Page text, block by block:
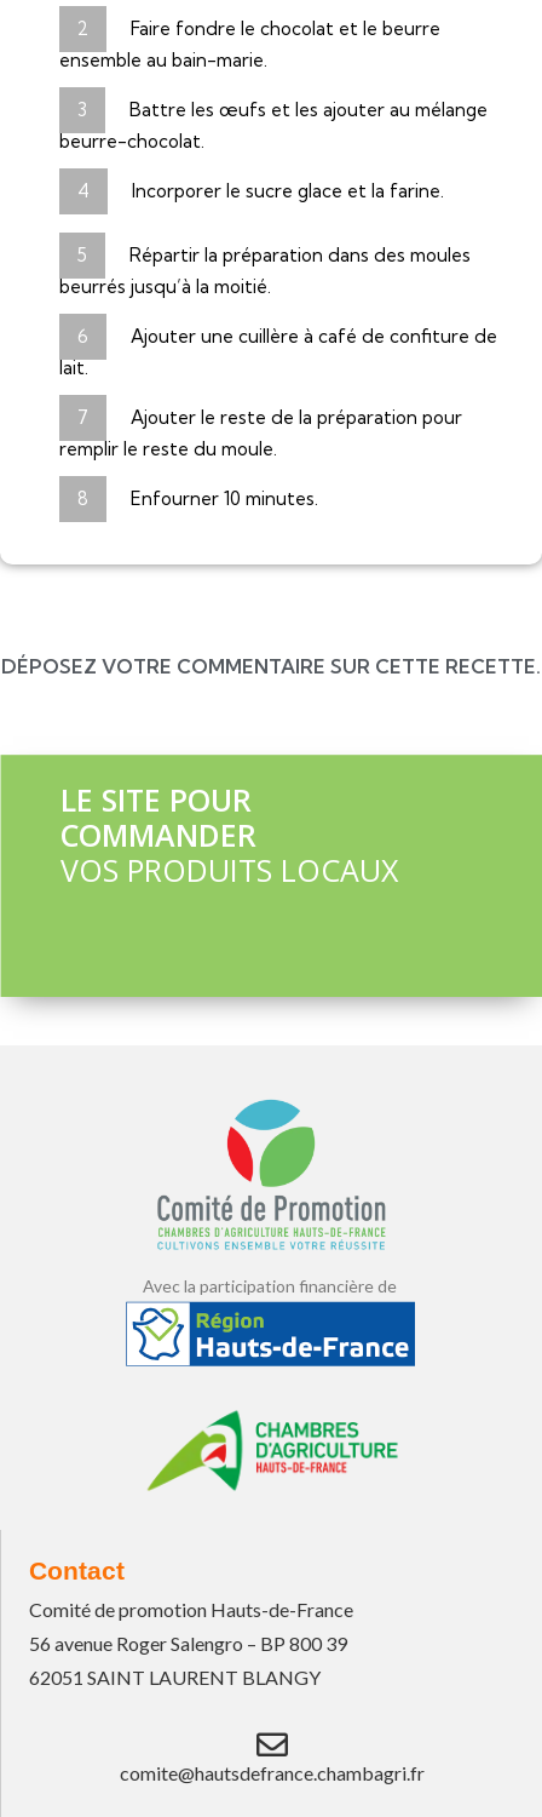
Faire fondre le chocolat et le beurre
ensemble au bain-marie.
Battre les œufs et les ajouter au mélange
beurre-chocolat.
Incorporer le sucre glace et la farine.
Répartir la préparation dans des moules
beurrés jusqu’à la moitié.
Ajouter une cuillère à café de confiture de
lait.
Ajouter le reste de la préparation pour
remplir le reste du moule.
Enfourner 10 minutes.
DÉPOSEZ VOTRE COMMENTAIRE SUR CETTE RECETTE.
LE SITE POUR
COMMANDER
VOS PRODUITS LOCAUX
Avec la participation financière de
Contact
Comité de promotion Hauts-de-France
56 avenue Roger Salengro – BP 800 39
62051 SAINT LAURENT BLANGY
comite@hautsdefrance.chambagri.fr